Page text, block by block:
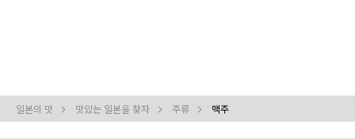
일본의 맛 맛있는 일본을 찾자 주류 맥주